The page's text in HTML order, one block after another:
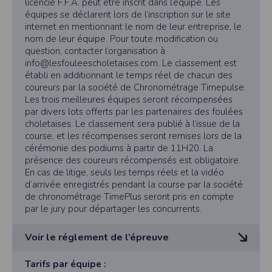
électronique : info@lesfouleescholetaises.com
Les concurrents dont l’inscription n’est pas validée
quelques en soit la raison recevront un courriel leur
indiquant le ou les motifs. Ils
devront apporter toutes les informations
complémentaires pour valider définitivement leur
inscription le plus rapidement possible.
Dans le cas ou au retrait de son dossard, les
informations fournies par le concurrent ne permettent
toujours pas de valider sa
participation, aucun remboursement des droits
d’inscription ne pourra être exigé.
L’autorisation parentale est obligatoire pour
l’inscription des coureurs mineurs non licenciés F.F.A.
Les inscriptions sont personnelles et privées. Les
inscriptions collectives de clubs ou de toutes autres
organisations seront prises
en compte.
Conformément à l’article 261-2-1 du code du sport
compétitions des Foulées
licencié F.F.A. peut être inscrit dans l’équipe. Les
équipes se déclarent lors de l’inscription sur le site
internet en mentionnant le nom de leur entreprise, le
nom de leur équipe. Pour toute modification ou
question, contacter l’organisation à
info@lesfouleescholetaises.com. Le classement est
établi en additionnant le temps réel de chacun des
coureurs par la société de Chronométrage Timepulse.
Les trois meilleures équipes seront récompensées
par divers lots offerts par les partenaires des foulées
choletaises. Le classement sera publié à l’issue de la
course, et les récompenses seront remises lors de la
cérémonie des podiums à partir de 11H20. La
présence des coureurs récompensés est obligatoire.
En cas de litige, seuls les temps réels et la vidéo
d’arrivée enregistrés pendant la course par la société
de chronométrage TimePlus seront pris en compte
par le jury pour départager les concurrents.
Voir le réglement de l’épreuve
REGLEMENT
Tarifs par équipe :
des informations à partir des photos que vous partagez.
Cette application ne requiert pas d'informations de vos contacts.
Informations sur le paiement
Aucun paiement n'étant effectué dans l'application, aucune information sur
vos cartes de crédit ou de débit ne sera collectée.
Traduction in English :
This app requires camera permissions if the user is interested in uploading a
photo to the gallery. We collect information from the photos you share. This app
does not require information from your contacts.
Payment information
No payment is made within the app, so no information about your credit or
debit cards will be collected.